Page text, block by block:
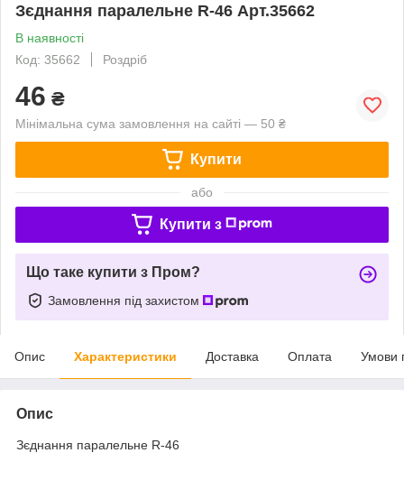
Зєднання паралельне R-46 Арт.35662
В наявності
Код: 35662
Роздріб
46 ₴
Мінімальна сума замовлення на сайті — 50 ₴
Купити
або
Купити з
Що таке купити з Пром?
Замовлення під захистом
Опис Характеристики Доставка Оплата Умови
Опис
Зєднання паралельне R-46